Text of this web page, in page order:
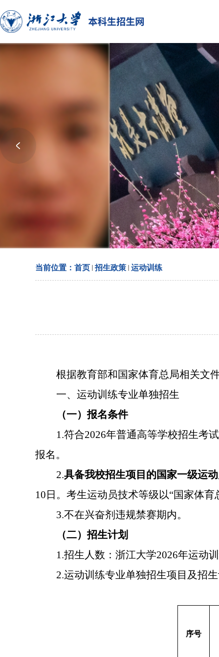
当前位置： 首页 招生政策 运动训练
根据教育部和国家体育总局相关文
一、运动训练专业单独招生
（一）报名条件
1.符合2026年普通高等学校招生考
报名。
2.具备我校招生项目的国家一级运
10 日。考生运动员技术等级以“国家体育
3.不在兴奋剂违规禁赛期内。
（二）招生计划
1.招生人数：浙江大学2026年运动
2.运动训练专业单独招生项目及招生
序号